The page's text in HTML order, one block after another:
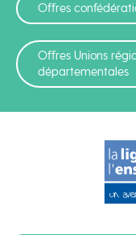
Offres
Offres Unions
départementales